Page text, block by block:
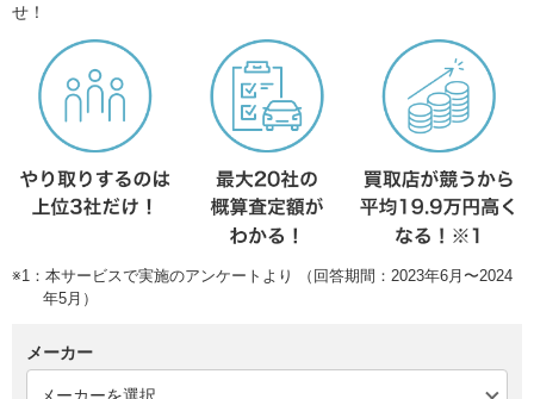
せ！
※1：本サービスで実施のアンケートより （回答期間：2023年6月〜2024
年5月）
メーカー